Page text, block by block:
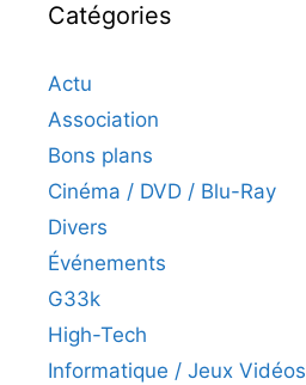
Catégories
Actu
Association
Bons plans
Cinéma / DVD / Blu-Ray
Divers
Événements
G33k
High-Tech
Informatique / Jeux Vidéos